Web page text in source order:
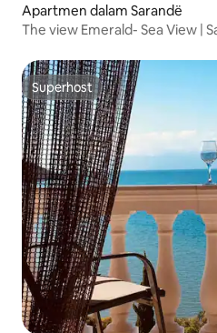
Apartmen dalam Sarandë
The view Emerald- Sea View |
Superhost
Superhost